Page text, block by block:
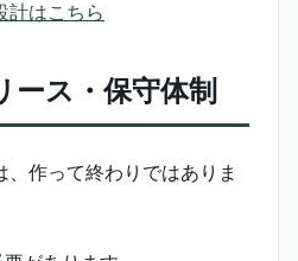
計はこちら
ース・保守体制
、作って終わりではありま